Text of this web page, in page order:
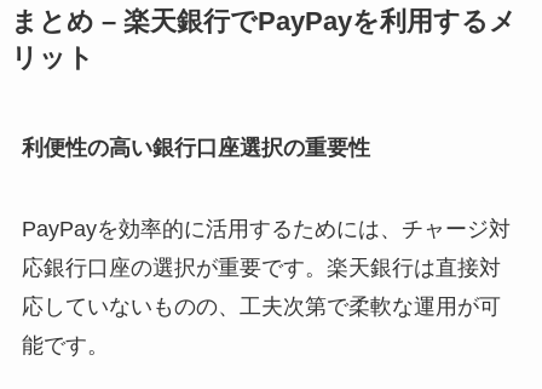
まとめ – 楽天銀行でPayPayを利用するメ
リット
利便性の高い銀行口座選択の重要性
PayPayを効率的に活用するためには、チャージ対
応銀行口座の選択が重要です。楽天銀行は直接対
応していないものの、工夫次第で柔軟な運用が可
能です。